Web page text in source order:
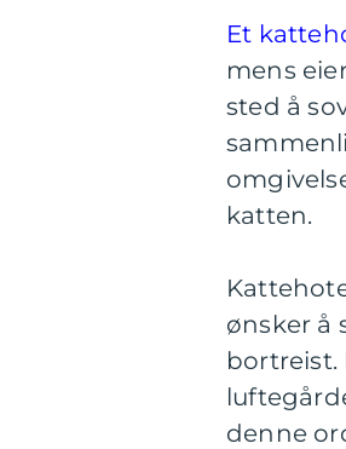
Et
mens
sted å
katten.
ønsker å
bortreist.
denne